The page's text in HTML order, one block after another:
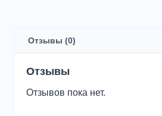
VAN,Отзывы (0)
Отзывы
Отзывов пока нет.